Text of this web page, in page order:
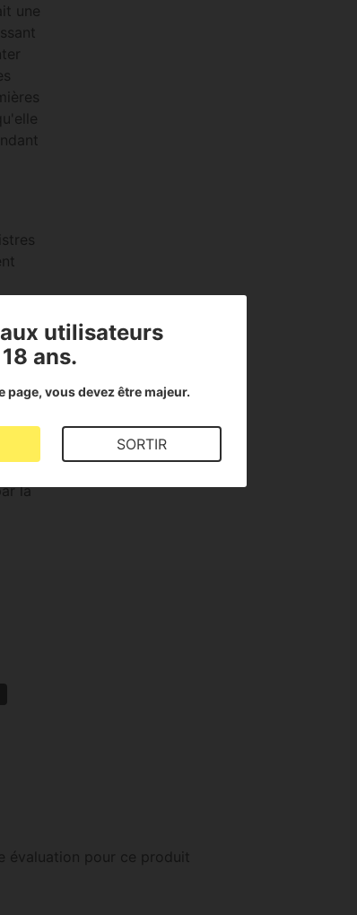
une
qui
la
évaluation pour ce produit
utilisateurs
ans.
page, vous devez être majeur.
SORTIR